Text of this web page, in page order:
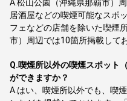
A.松山公園（沖縄県那覇市）
居酒屋などの喫煙可能なスポ
フェなどの店舗を除いた喫煙
市）周辺では10箇所掲載して
Q.喫煙所以外の喫煙スポット
ができますか？
A. はい、喫煙所以外でも、喫